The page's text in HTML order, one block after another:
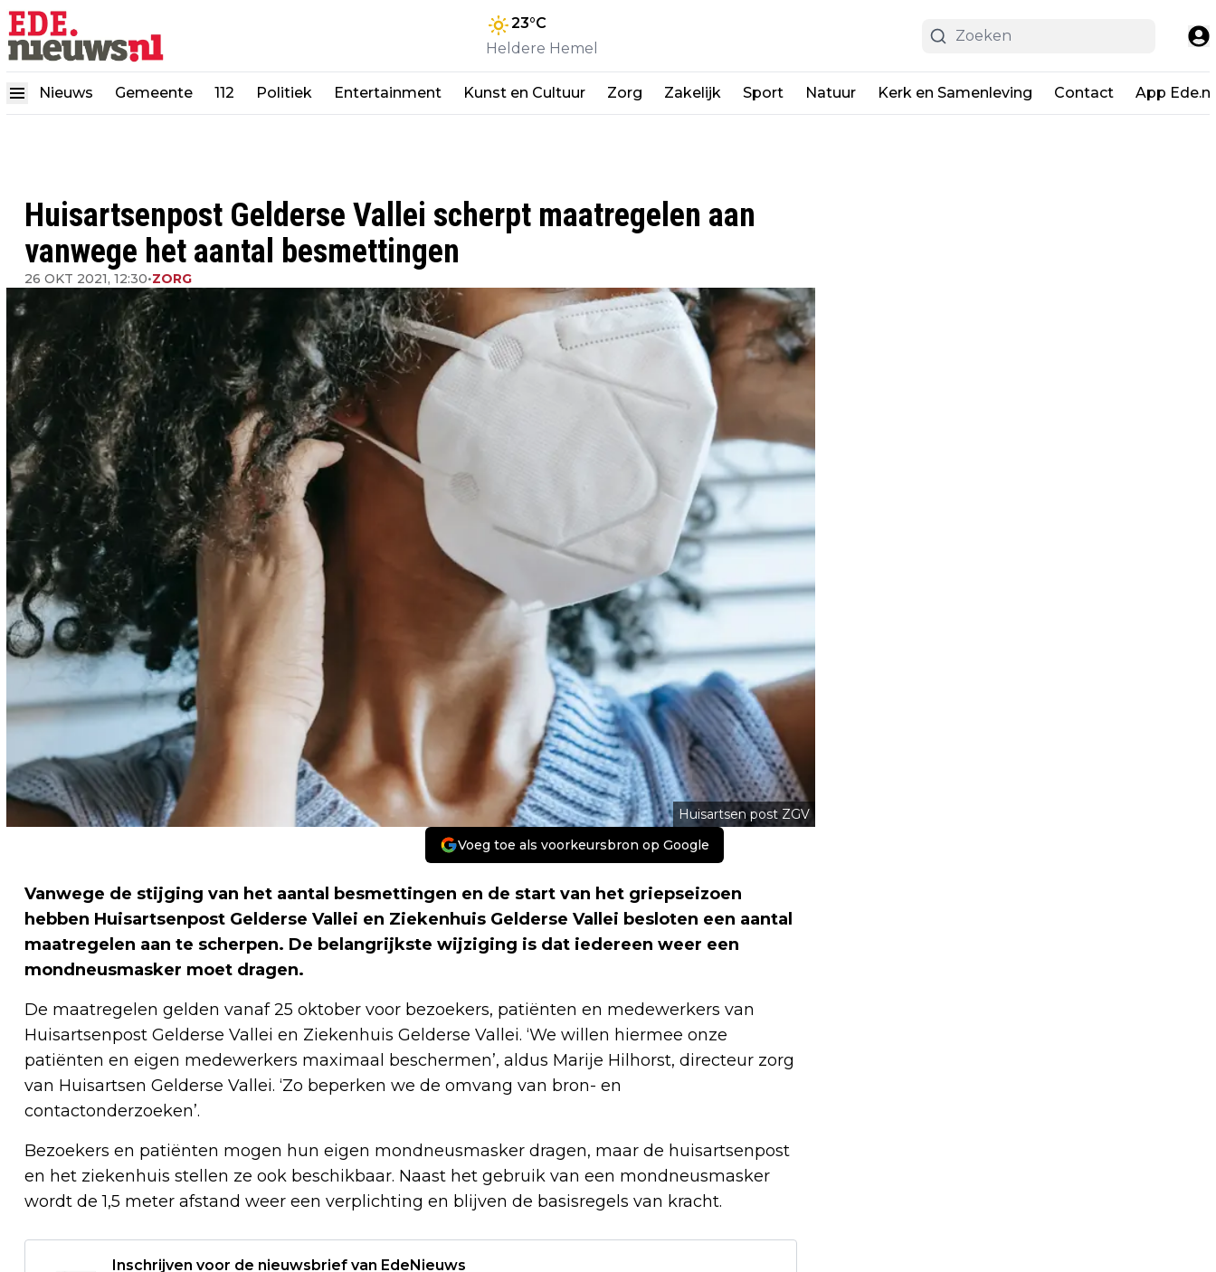
23°C
Heldere Hemel
Nieuws Gemeente 112 Politiek Entertainment Kunst en Cultuur Zorg Zakelijk Sport Natuur Kerk en Samenleving Contact App
Huisartsenpost Gelderse Vallei scherpt maatregelen aan
vanwege het aantal besmettingen
26 OKT 2021, 12:30•ZORG
Huisartsen post ZGV
Voeg toe als voorkeursbron op Google
Vanwege de stijging van het aantal besmettingen en de start van het griepseizoen
hebben Huisartsenpost Gelderse Vallei en Ziekenhuis Gelderse Vallei besloten een aantal
maatregelen aan te scherpen. De belangrijkste wijziging is dat iedereen weer een
mondneusmasker moet dragen.
De maatregelen gelden vanaf 25 oktober voor bezoekers, patiënten en medewerkers van
Huisartsenpost Gelderse Vallei en Ziekenhuis Gelderse Vallei. ‘We willen hiermee onze
patiënten en eigen medewerkers maximaal beschermen’, aldus Marije Hilhorst, directeur zorg
van Huisartsen Gelderse Vallei. ‘Zo beperken we de omvang van bron- en
contactonderzoeken’.
Bezoekers en patiënten mogen hun eigen mondneusmasker dragen, maar de huisartsenpost
en het ziekenhuis stellen ze ook beschikbaar. Naast het gebruik van een mondneusmasker
wordt de 1,5 meter afstand weer een verplichting en blijven de basisregels van kracht.
Inschrijven voor de nieuwsbrief van EdeNieuws